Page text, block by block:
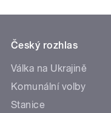
Český rozhlas
Válka na Ukrajině
Komunální volby
Stanice